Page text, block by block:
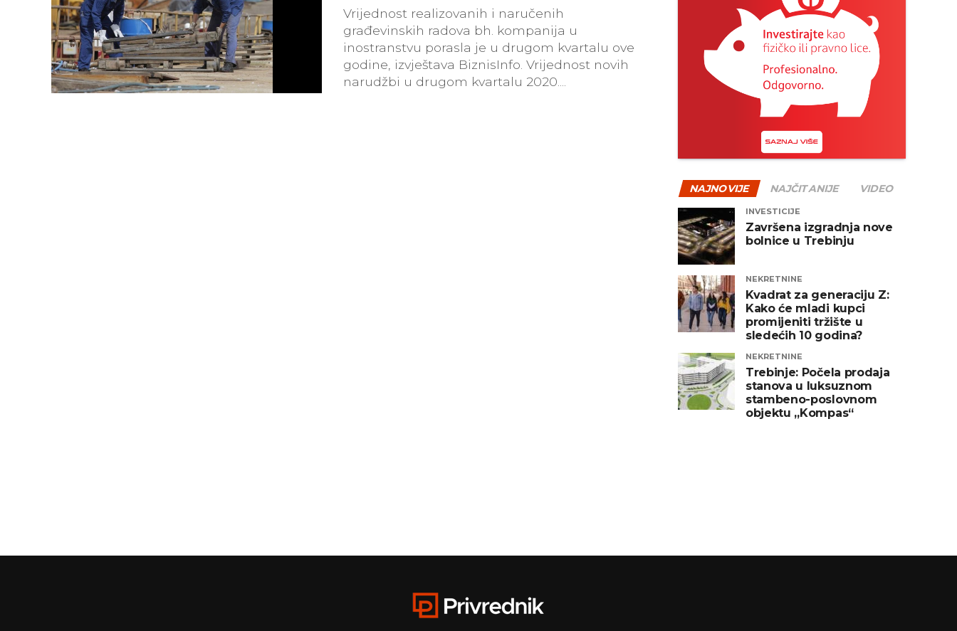
Vrijednost realizovanih i naručenih
građevinskih radova bh. kompanija u
inostranstvu porasla je u drugom kvartalu ove
godine, izvještava BiznisInfo. Vrijednost novih
narudžbi u drugom kvartalu 2020....
NAJNOVIJE NAJČITANIJE VIDEO
INVESTICIJE
Završena izgradnja nove
bolnice u Trebinju
NEKRETNINE
Kvadrat za generaciju Z:
Kako će mladi kupci
promijeniti tržište u
sledećih 10 godina?
NEKRETNINE
Trebinje: Počela prodaja
stanova u luksuznom
stambeno-poslovnom
objektu „Kompas“